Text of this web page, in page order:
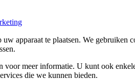
apparaat te plaatsen. We
voor meer informatie. U kunt ook
die we kunnen bieden.